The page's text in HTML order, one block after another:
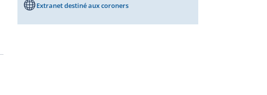
Extranet destiné aux coroners